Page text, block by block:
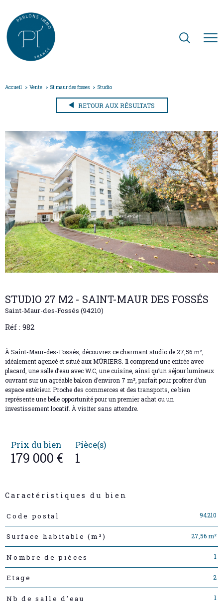
Accueil Vente St maur des fosses Studio
RETOUR AUX RÉSULTATS
STUDIO 27 M2 - SAINT-MAUR DES FOSSÉS
Saint-Maur-des-Fossés (94210)
Réf : 982
À Saint-Maur-des-Fossés, découvrez ce charmant studio de 27,56 m²,
idéalement agencé et situé aux MÛRIERS. Il comprend une entrée avec
placard, une salle d’eau avec W.C, une cuisine, ainsi qu’un séjour lumineux
ouvrant sur un agréable balcon d’environ 7 m², parfait pour profiter d’un
espace extérieur. Proche des commerces et des transports, ce bien
représente une belle opportunité pour un premier achat ou un
investissement locatif. À visiter sans attendre.
Prix du bien
179 000 €
Pièce(s)
1
Caractéristiques du bien
Caractéristiques Valeurs
Code postal 94210
Surface habitable (m²) 27,56 m²
Nombre de pièces 1
Etage 2
Nb de salle d'eau 1